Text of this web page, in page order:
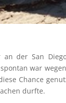
der San
war
Chance
durfte.